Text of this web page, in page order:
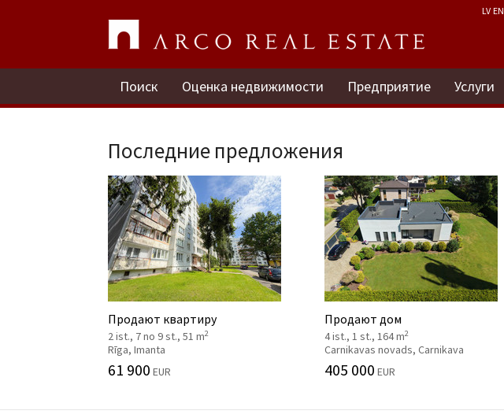
LV EN
Поиск Оценка недвижимости Предприятие Услуги
Последние предложения
Продают квартиру
2 ist., 7 no 9 st., 51 m2
Rīga, Imanta
61 900 EUR
Продают дом
4 ist., 1 st., 164 m2
Carnikavas novads, Carnikava
405 000 EUR